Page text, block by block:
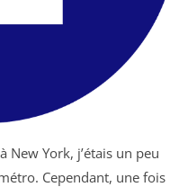
New York, j’étais un peu
Cependant, une fois